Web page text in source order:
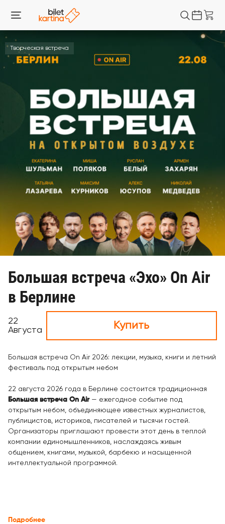
Творческая встреча
Большая встреча «Эхо» On Air
в Берлине
22
Августа
Купить
Большая встреча On Air 2026: лекции, музыка, книги и летний
фестиваль под открытым небом
22 августа 2026 года в Берлине состоится традиционная
Большая встреча On Air— ежегодное событие под
открытым небом, объединяющее известных журналистов,
публицистов, историков, писателей и тысячи гостей.
Организаторы приглашают провести этот день в теплой
компании единомышленников, наслаждаясь живым
общением, книгами, музыкой, барбекю и насыщенной
интеллектуальной программой.
Подробнее